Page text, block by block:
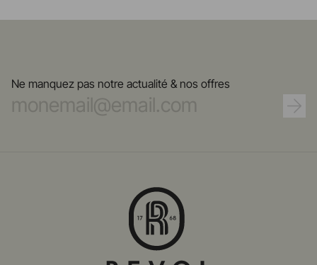
Ne manquez pas notre actualité & nos offres